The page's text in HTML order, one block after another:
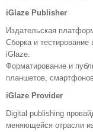
iGlaze Publisher
Издательская
Сборка и
iGlaze.
Форматирование и
планшетов,
iGlaze Provider
Digital publishing
меняющейся отрасли